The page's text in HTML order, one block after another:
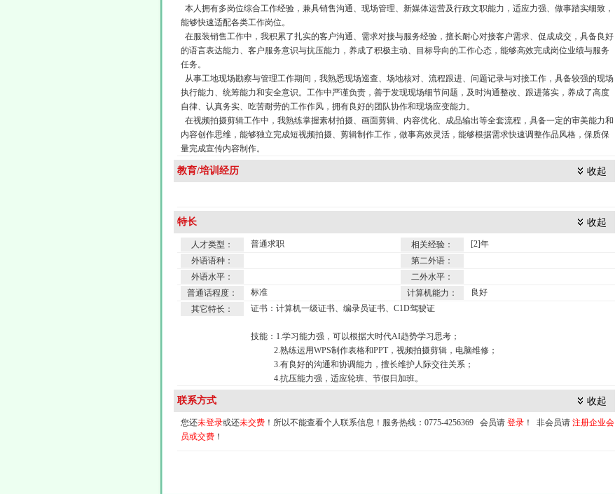
本人拥有多岗位综合工作经验，兼具销售沟通、现场管理、新媒体运营及行政文职能力，适应力强、做事踏实细致，
能够快速适配各类工作岗位。
在服装销售工作中，我积累了扎实的客户沟通、需求对接与服务经验，擅长耐心对接客户需求、促成成交，具备良好
的语言表达能力、客户服务意识与抗压能力，养成了积极主动、目标导向的工作心态，能够高效完成岗位业绩与服务
任务。
从事工地现场勘察与管理工作期间，我熟悉现场巡查、场地核对、流程跟进、问题记录与对接工作，具备较强的现场
执行能力、统筹能力和安全意识。工作中严谨负责，善于发现现场细节问题，及时沟通整改、跟进落实，养成了高度
自律、认真务实、吃苦耐劳的工作作风，拥有良好的团队协作和现场应变能力。
在视频拍摄剪辑工作中，我熟练掌握素材拍摄、画面剪辑、内容优化、成品输出等全套流程，具备一定的审美能力和
内容创作思维，能够独立完成短视频拍摄、剪辑制作工作，做事高效灵活，能够根据需求快速调整作品风格，保质保
量完成宣传内容制作。
教育/培训经历 收起
特长 收起
人才类型： 普通求职 相关经验：
[2]年
外语语种：
第二外语：
外语水平：
二外水平：
普通话程度：
标准 计算机能力：
良好
其它特长：
证书：计算机一级证书、编录员证书、C1D驾驶证
技能：1.学习能力强，可以根据大时代AI趋势学习思考；
2.熟练运用WPS制作表格和PPT，视频拍摄剪辑，电脑维修；
3.有良好的沟通和协调能力，擅长维护人际交往关系；
4.抗压能力强，适应轮班、节假日加班。
联系方式 收起
您还未登录或还未交费 ！所以不能查看个人联系信息！服务热线：0775-4256369 会员请 登录 ！ 非会员请 注册企业会
员或交费 ！